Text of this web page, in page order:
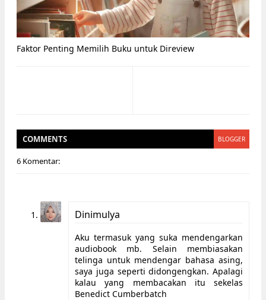
Faktor Penting Memilih Buku untuk Direview
COMMENTS BLOGGER
6 Komentar:
Dinimulya
Aku termasuk yang suka mendengarkan
audiobook mb. Selain membiasakan
telinga untuk mendengar bahasa asing,
saya juga seperti didongengkan. Apalagi
kalau yang membacakan itu sekelas
Benedict Cumberbatch